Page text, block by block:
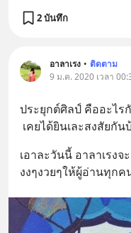
2 บันทึก
อาลาเรง • ติดตาม
9 ม.ค. 2020 เวลา
ประยุกต์ศิลป์ คืออะไร
เคยได้ยินเละสงสัยกัน
เอาละวันนี้ อาลาเรงจ
งงๆงวยๆให้ผู้อ่านทุกค